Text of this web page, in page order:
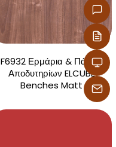
F6932 Ερμάρια & Πάγκοι
Αποδυτηρίων ELCUBE
Benches Matt